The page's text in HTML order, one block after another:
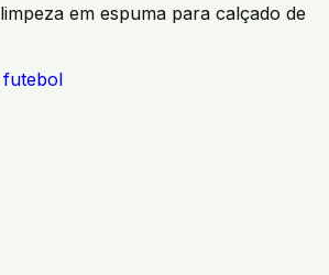
em espuma para calçado de
futebol